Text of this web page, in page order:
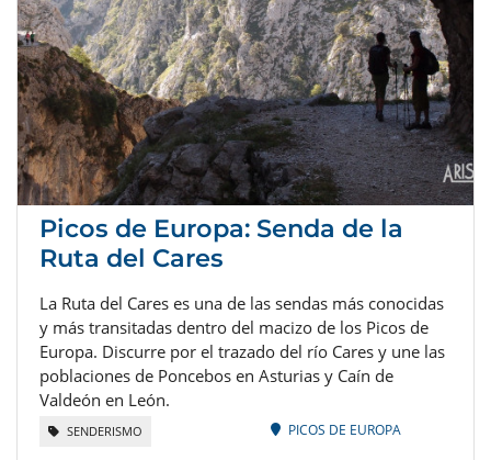
Picos de Europa: Senda de la
Ruta del Cares
La Ruta del Cares es una de las sendas más conocidas
y más transitadas dentro del macizo de los Picos de
Europa. Discurre por el trazado del río Cares y une las
poblaciones de Poncebos en Asturias y Caín de
Valdeón en León.
SENDERISMO PICOS DE EUROPA